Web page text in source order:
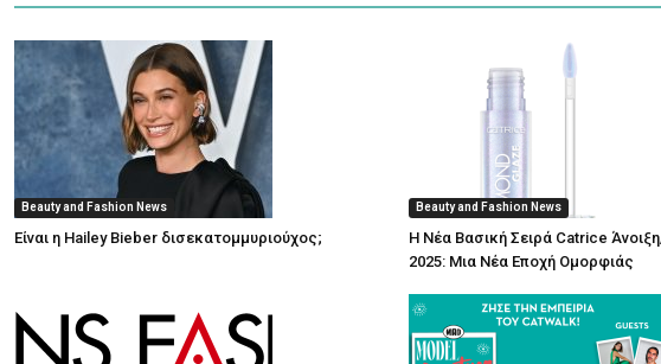
Beauty and Fashion News
Είναι η Hailey Bieber δισεκατομμυριούχος;
Beauty and Fashion News
Η Νέα Βασική Σειρά Catrice
2025: Μια Νέα Εποχή Ομορφιάς